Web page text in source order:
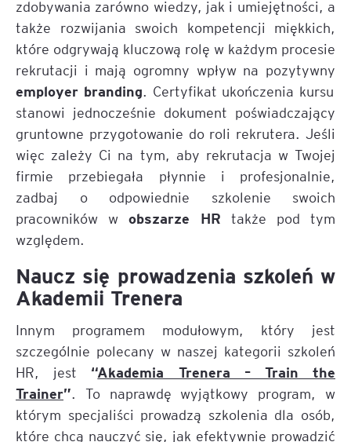
zdobywania zarówno wiedzy, jak i umiejętności, a
także rozwijania swoich kompetencji miękkich,
które odgrywają kluczową rolę w każdym procesie
rekrutacji i mają ogromny wpływ na pozytywny
employer branding. Certyfikat ukończenia kursu
stanowi jednocześnie dokument poświadczający
gruntowne przygotowanie do roli rekrutera. Jeśli
więc zależy Ci na tym, aby rekrutacja w Twojej
firmie przebiegała płynnie i profesjonalnie,
zadbaj o odpowiednie szkolenie swoich
pracowników wobszarze HR także pod tym
względem.
Naucz się prowadzenia szkoleń w
Akademii Trenera
Innym programem modułowym, który jest
szczególnie polecany w naszej kategorii szkoleń
HR, jest “Akademia Trenera – Train the
Trainer”. To naprawdę wyjątkowy program, w
którym specjaliści prowadzą szkolenia dla osób,
które chcą nauczyć się, jak efektywnie prowadzić